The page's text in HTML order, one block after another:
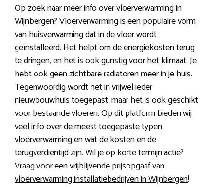
Op zoek naar meer info over vloerverwarming in
Wijnbergen? Vloerverwarming is een populaire vorm
van huisverwarming dat in de vloer wordt
geïnstalleerd. Het helpt om de energiekosten terug
te dringen, en het is ook gunstig voor het klimaat. Je
hebt ook geen zichtbare radiatoren meer in je huis.
Tegenwoordig wordt het in vrijwel ieder
nieuwbouwhuis toegepast, maar het is ook geschikt
voor bestaande vloeren. Op dit platform bieden wij
veel info over de meest toegepaste typen
vloerverwarming en wat de kosten en de
terugverdientijd zijn. Wil je op korte termijn actie?
Vraag voor een vrijblijvende prijsopgaaf van
vloerverwarming installatiebedrijven in Wijnbergen!